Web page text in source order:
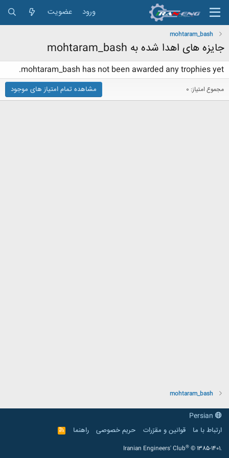
ورود عضویت
mohtaram_bash
جایزه های اهدا شده به mohtaram_bash
mohtaram_bash has not been awarded any trophies yet.
مجموع امتیاز: 0 مشاهده تمام امتیاز های موجود
mohtaram_bash
ارتباط با ما
قوانین و مقرّرات حریم خصوصی راهنما
R
S
Iranian Engineers' Club® © 1385-1401.